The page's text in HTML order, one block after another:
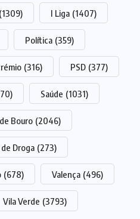
(1309) I Liga (1407)
Política (359)
(316) PSD (377)
Saúde (1031)
Bouro (2046)
Droga (273)
(678) Valença (496)
Vila Verde (3793)